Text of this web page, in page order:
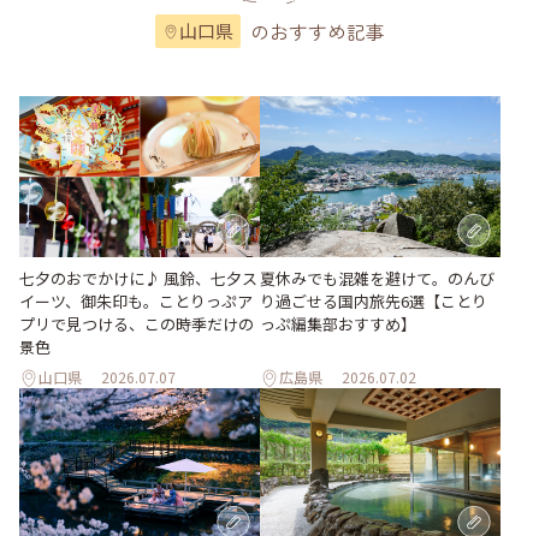
山口県 のおすすめ記事
七夕のおでかけに♪ 風鈴、七夕ス
イーツ、御朱印も。ことりっぷア
プリで見つける、この時季だけの
景色
山口県 2026.07.07
夏休みでも混雑を避けて。のんび
り過ごせる国内旅先6選【ことり
っぷ編集部おすすめ】
広島県 2026.07.02